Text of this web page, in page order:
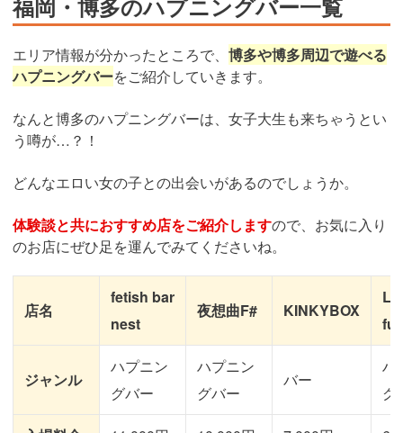
福岡・博多のハプニングバー一覧
エリア情報が分かったところで、 博多や博多周辺で遊べる
ハプニングバーをご紹介していきます。
なんと博多のハプニングバーは、女子大生も来ちゃうとい
う噂が…？！
どんなエロい女の子との出会いがあるのでしょうか。
体験談と共におすすめ店をご紹介しますので、お気に入り
のお店にぜひ足を運んでみてくださいね。
店名
fetish bar
nest
夜想曲F# KINKYBOX
L
ジャンル
ハプニン
グバー
ハプニン
グバー
バー
ハ
グ